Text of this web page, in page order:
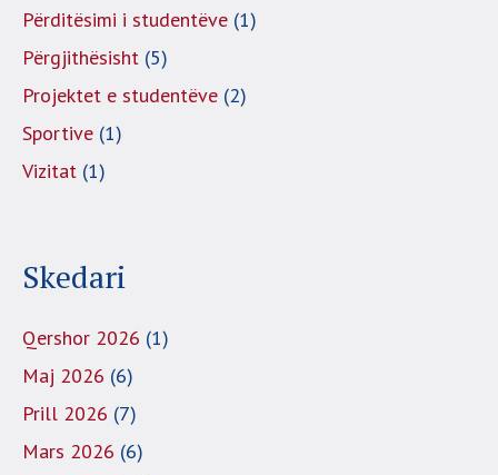
Përditësimi i studentëve (1)
Përgjithësisht (5)
Projektet e studentëve (2)
Sportive (1)
Vizitat (1)
Skedari
Qershor 2026 (1)
Maj 2026 (6)
Prill 2026 (7)
Mars 2026 (6)